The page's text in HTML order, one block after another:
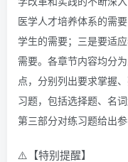
医学人才培养体系的需
学生的需要；三是要适
需要。各章节内容均分
点，分别列出要求掌握
习题，包括选择题、名
第三部分对练习题给出
⚠️【特别提醒】